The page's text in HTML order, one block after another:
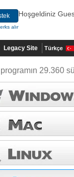
alır
Hoşgeldiniz
Legacy Site Türkçe
29.360